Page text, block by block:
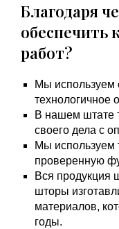
Благодаря
обеспечить
работ?
Мы используем
технологичное
В нашем штате
своего дела с
Мы используем
проверенную
Вся продукция
шторы
материалов,
годы.